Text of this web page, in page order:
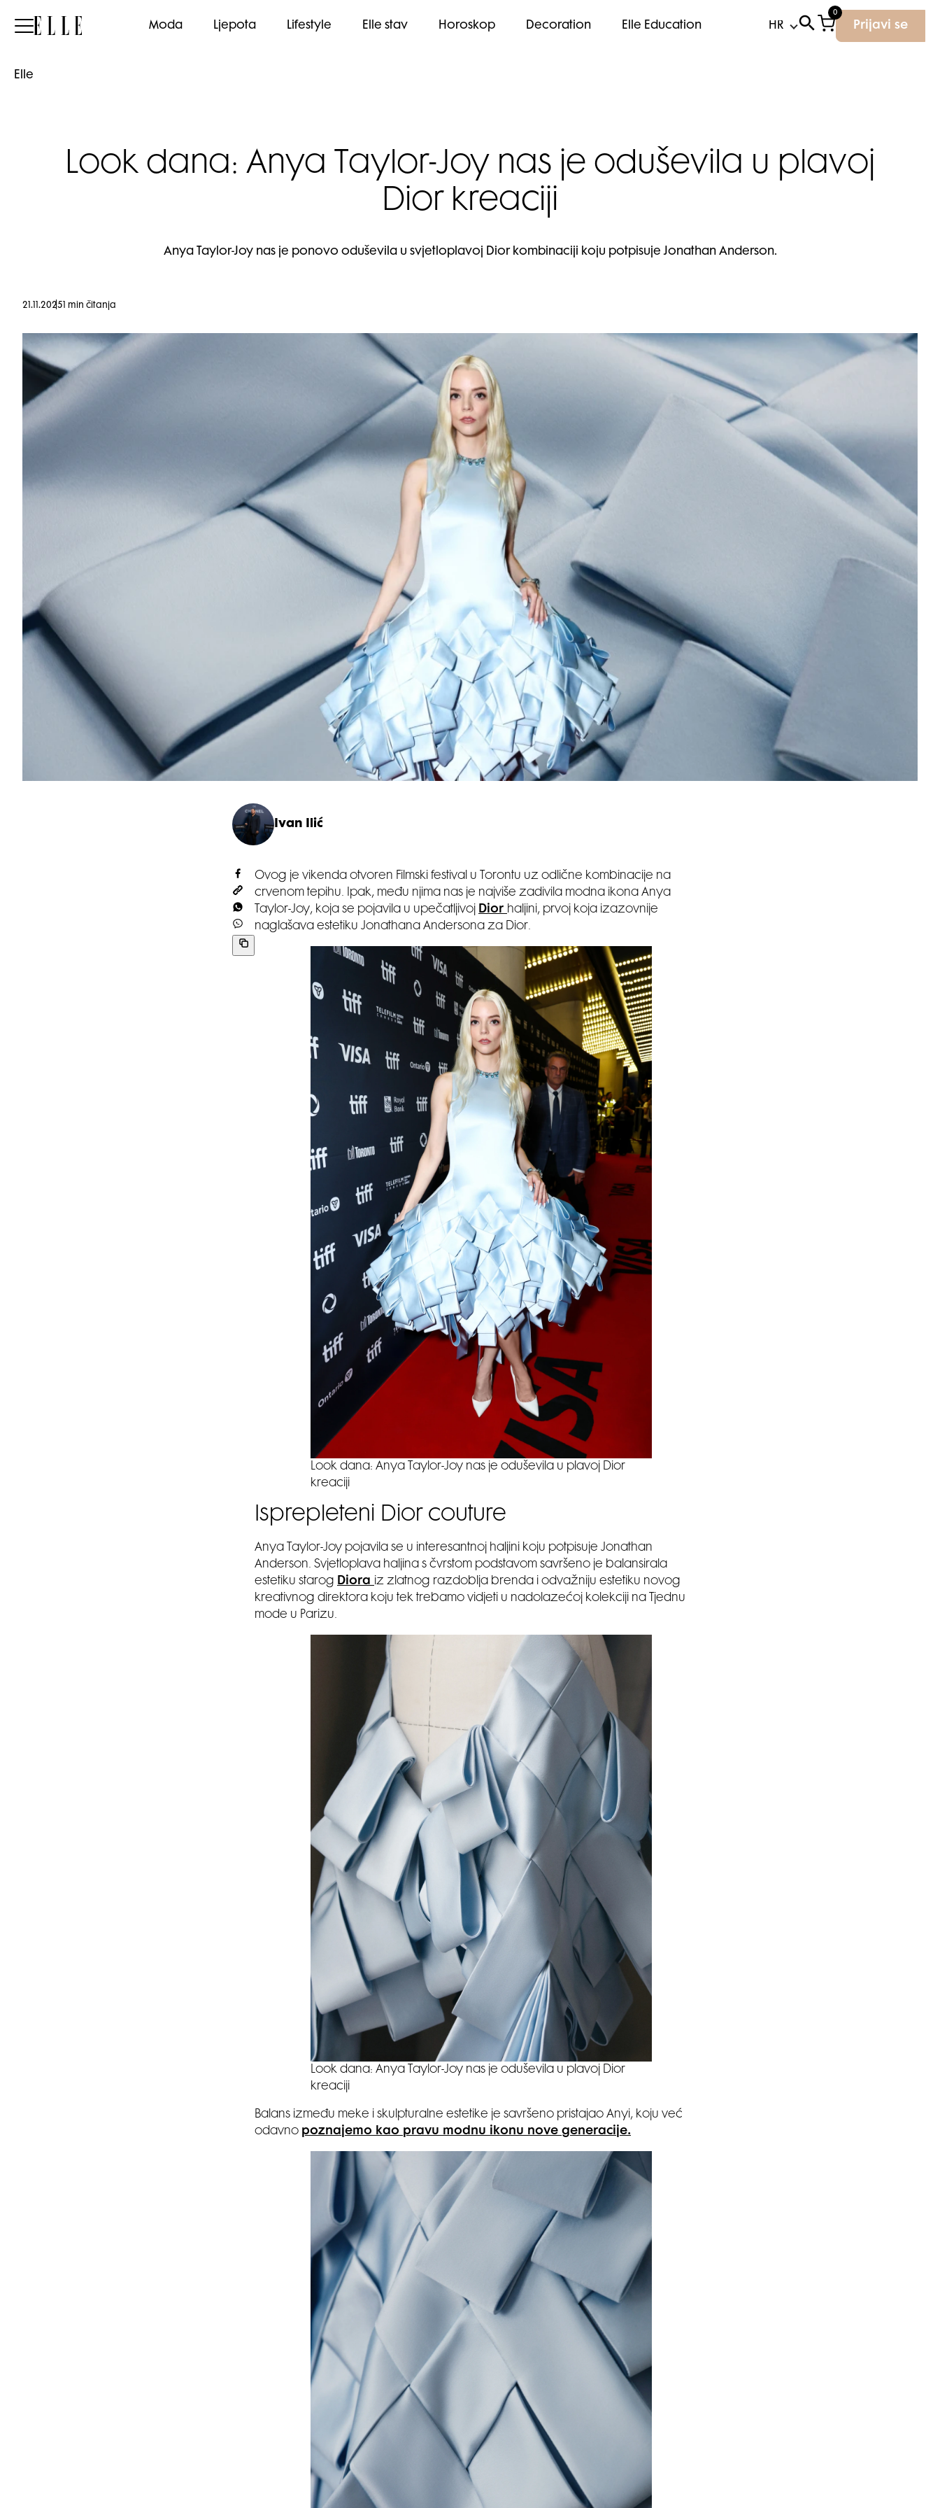
Elle Moda Ljepota Lifestyle Elle stav Horoskop Decoration Elle Education
0
Prijavi se
Elle
Look dana: Anya Taylor-Joy nas je oduševila u plavoj
Dior kreaciji
Anya Taylor-Joy nas je ponovo oduševila u svjetloplavoj Dior kombinaciji koju potpisuje Jonathan Anderson.
21.11.2025 1 min čitanja
Ivan Ilić
Ovog je vikenda otvoren Filmski festival u Torontu uz odlične kombinacije na
crvenom tepihu. Ipak, među njima nas je najviše zadivila modna ikona Anya
Taylor-Joy, koja se pojavila u upečatljivoj
Dior haljini, prvoj koja izazovnije
naglašava estetiku Jonathana Andersona za Dior.
Look dana: Anya Taylor-Joy nas je oduševila u plavoj Dior
kreaciji
Isprepleteni Dior couture
Anya Taylor-Joy pojavila se u interesantnoj haljini koju potpisuje Jonathan
Anderson. Svjetloplava haljina s čvrstom podstavom savršeno je balansirala
estetiku starog Diora iz zlatnog razdoblja brenda i odvažniju estetiku novog
kreativnog direktora koju tek trebamo vidjeti u nadolazećoj kolekciji na Tjednu
mode u Parizu.
Look dana: Anya Taylor-Joy nas je oduševila u plavoj Dior
kreaciji
Balans između meke i skulpturalne estetike je savršeno pristajao Anyi, koju već
odavno poznajemo kao pravu modnu ikonu nove generacije.